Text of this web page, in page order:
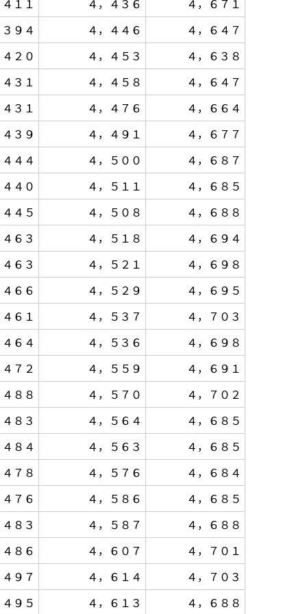
１１ ４，４３６
４，６７１
９４
４，４４６
４，６４７
２０
４，４５３
４，６３８
３１
４，４５８
４，６４７
３１
４，４７６
４，６６４
３９
４，４９１
４，６７７
４４
４，５００
４，６８７
４０
４，５１１
４，６８５
４５
４，５０８
４，６８８
６３
４，５１８
４，６９４
６３
４，５２１
４，６９８
６６
４，５２９
４，６９５
６１
４，５３７
４，７０３
６４
４，５３６
４，６９８
７２
４，５５９
４，６９１
８８
４，５７０
４，７０２
８３
４，５６４
４，６８５
８４
４，５６３
４，６８５
７８
４，５７６
４，６８４
７６
４，５８６
４，６８５
８３
４，５８７
４，６８８
８６
４，６０７
４，７０１
９７
４，６１４
４，７０３
９５
４，６１３ ４，６８８